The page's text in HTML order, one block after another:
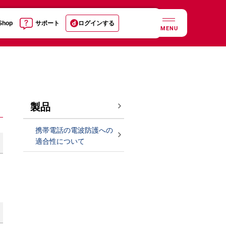
サポート ログインする
MENU
製品
携帯電話の電波防護への
適合性について